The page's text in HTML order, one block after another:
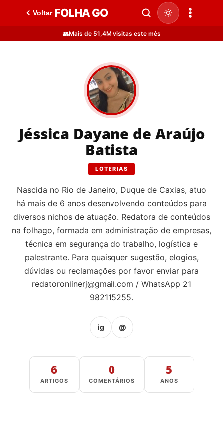
Voltar FOLHA GO
👥Mais de 51,4M visitas este mês
Jéssica Dayane de Araújo
Batista
LOTERIAS
Nascida no Rio de Janeiro, Duque de Caxias, atuo
há mais de 6 anos desenvolvendo conteúdos para
diversos nichos de atuação. Redatora de conteúdos
na folhago, formada em administração de empresas,
técnica em segurança do trabalho, logística e
palestrante. Para quaisquer sugestão, elogios,
dúvidas ou reclamações por favor enviar para
redatoronlinerj@gmail.com / WhatsApp 21
982115255.
ig @
6
ARTIGOS
0
COMENTÁRIOS
5
ANOS